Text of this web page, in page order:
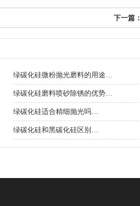
下一篇：
绿碳化硅微粉抛光磨料的用途…
绿碳化硅磨料喷砂除锈的优势…
绿碳化硅适合精细抛光吗…
绿碳化硅和黑碳化硅区别…